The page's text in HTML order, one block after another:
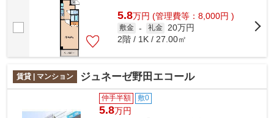
5.8万円 (管理費等：8,000円 )
敷金 - 礼金 20万円
2階 / 1K / 27.00㎡
賃貸 | マンション ジュネーゼ野田エコール
仲手半額 敷0
5.8万円